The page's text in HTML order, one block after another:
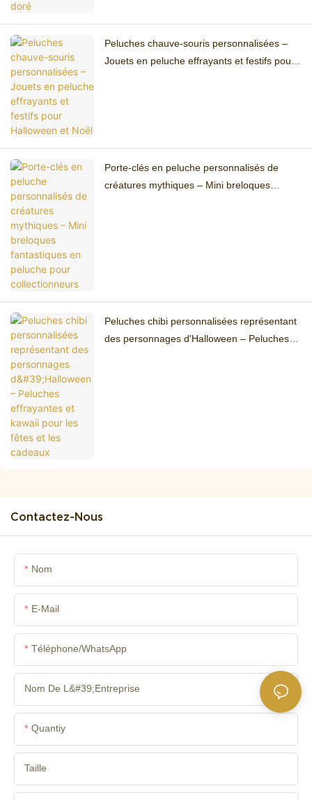
Peluches chauve-souris personnalisées –
Jouets en peluche effrayants et festifs pour
Porte-clés en peluche personnalisés de
créatures mythiques – Mini breloques
Peluches chibi personnalisées représentant
des personnages d'Halloween – Peluches
Contactez-Nous
Nom
E-Mail
Téléphone/WhatsApp
Nom De L&#39;entreprise
Quantiy
Taille